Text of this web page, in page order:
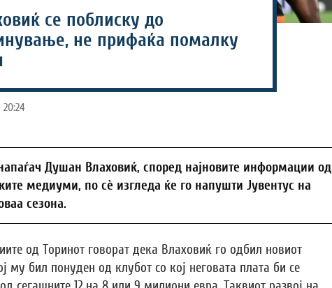
се поблиску до
не прифаќа помалку
Душан Влаховиќ, според најновите информации од
медиуми, по сè изгледа ќе го напушти Јувентус на
сезона.
од Торинот говорат дека Влаховиќ го одбил новиот
му бил понуден од клубот со кој неговата плата би се